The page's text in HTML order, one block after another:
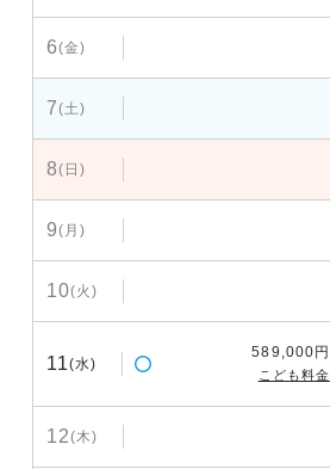
6(金)
7(土)
8(日)
9(月)
10(火)
11(水)
589,000円
こども料金
12(木)